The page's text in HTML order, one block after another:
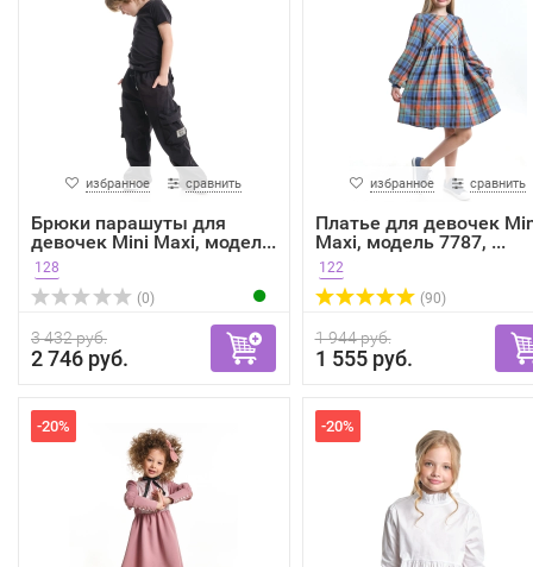
избранное сравнить
Брюки парашуты для
девочек Mini Maxi, модел...
128
(0)
3 432 руб.
2 746 руб.
избранное сравнить
Платье для девочек
Maxi, модель 7787, ...
122
(90)
1 944 руб.
1 555 руб.
-20% -20%